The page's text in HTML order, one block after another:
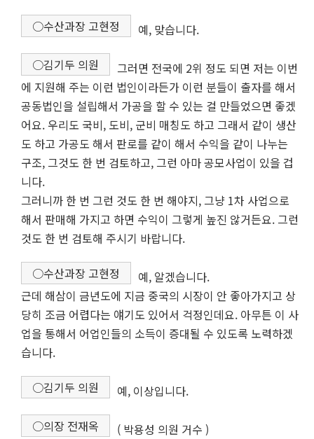
○수산과장 고현정 예, 맞습니다.
○김기두 의원
그러면 전국에 2위 정도 되면 저는 이번
에 지원해 주는 이런 법인이라든가 이런 분들이 출자를 해서
공동법인을 설립해서 가공을 할 수 있는 걸 만들었으면 좋겠
어요. 우리도 국비, 도비, 군비 매칭도 하고 그래서 같이 생산
도 하고 가공도 해서 판로를 같이 해서 수익을 같이 나누는
구조, 그것도 한 번 검토하고, 그런 아마 공모사업이 있을 겁
니다.
그러니까 한 번 그런 것도 한 번 해야지, 그냥 1차 사업으로
해서 판매해 가지고 하면 수익이 그렇게 높진 않거든요. 그런
것도 한 번 검토해 주시기 바랍니다.
○수산과장 고현정
예, 알겠습니다.
근데 해삼이 금년도에 지금 중국의 시장이 안 좋아가지고 상
당히 조금 어렵다는 얘기도 있어서 걱정인데요. 아무튼 이 사
업을 통해서 어업인들의 소득이 증대될 수 있도록 노력하겠
습니다.
○김기두 의원 예, 이상입니다.
○의장 전재옥
( 박용성 의원 거수 )